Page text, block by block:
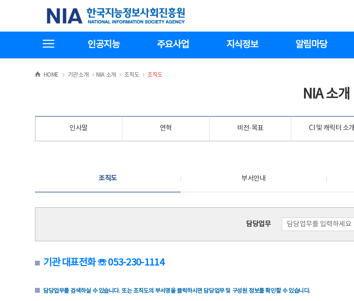
기
한국지능정보사회진흥원
인공지능 주요사업 지식정보 알림마당
HOME >
기관소개 >NIA 소개 >
조직도 >
조직도
NIA 소개
인사말 연혁 비전·목표 CI 및 캐릭터 소개
조직도 부서안내
담당업무
기관 대표전화 ☏ 053-230-1114
담당업무를 검색하실 수 있습니다. 또는 조직도의 부서명을 클릭하시면 담당업무 및 구성원 정보를 확인할 수 있습니다.